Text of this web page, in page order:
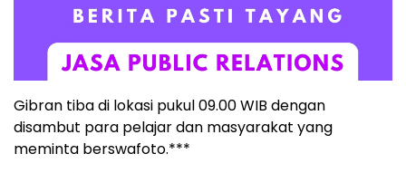
Gibran tiba di lokasi pukul 09.00 WIB dengan
disambut para pelajar dan masyarakat yang
meminta berswafoto.***